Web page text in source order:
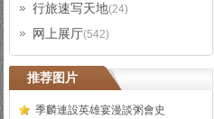
行旅速写天地(24)
网上展厅(542)
推荐图片
季麟連設英雄宴漫談粥會史